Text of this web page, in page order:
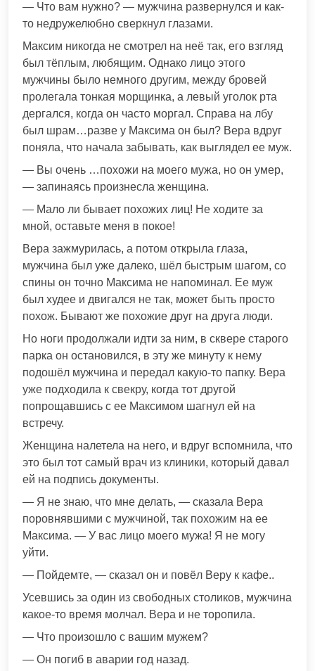
— Что вам нужно? — мужчина развернулся и как-
то недружелюбно сверкнул глазами.
Максим никогда не смотрел на неё так, его взгляд
был тёплым, любящим. Однако лицо этого
мужчины было немного другим, между бровей
пролегала тонкая морщинка, а левый уголок рта
дергался, когда он часто моргал. Справа на лбу
был шрам…разве у Максима он был? Вера вдруг
поняла, что начала забывать, как выглядел ее муж.
— Вы очень …похожи на моего мужа, но он умер,
— запинаясь произнесла женщина.
— Мало ли бывает похожих лиц! Не ходите за
мной, оставьте меня в покое!
Вера зажмурилась, а потом открыла глаза,
мужчина был уже далеко, шёл быстрым шагом, со
спины он точно Максима не напоминал. Ее муж
был худее и двигался не так, может быть просто
похож. Бывают же похожие друг на друга люди.
Но ноги продолжали идти за ним, в сквере старого
парка он остановился, в эту же минуту к нему
подошёл мужчина и передал какую-то папку. Вера
уже подходила к свекру, когда тот другой
попрощавшись с ее Максимом шагнул ей на
встречу.
Женщина налетела на него, и вдруг вспомнила, что
это был тот самый врач из клиники, который давал
ей на подпись документы.
— Я не знаю, что мне делать, — сказала Вера
поровнявшими с мужчиной, так похожим на ее
Максима. — У вас лицо моего мужа! Я не могу
уйти.
— Пойдемте, — сказал он и повёл Веру к кафе..
Усевшись за один из свободных столиков, мужчина
какое-то время молчал. Вера и не торопила.
— Что произошло с вашим мужем?
— Он погиб в аварии год назад.